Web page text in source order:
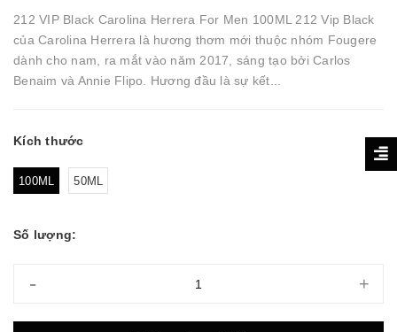
212 VIP Black Carolina Herrera For Men 100ML 212 Vip Black
của Carolina Herrera là hương thơm mới thuộc nhóm Fougere
dành cho nam, ra mắt vào năm 2017, sáng tạo bởi Carlos
Benaim và Annie Flipo. Hương đầu là sự kết...
Kích thước
100ML 50ML
Số lượng:
- +